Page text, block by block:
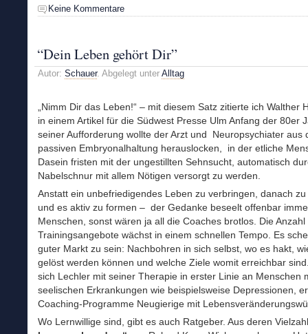
Keine Kommentare
“Dein Leben gehört Dir”
Autor: Schauer. Abgelegt unter Alltag
„Nimm Dir das Leben!“ – mit diesem Satz zitierte ich Walther
in einem Artikel für die Südwest Presse Ulm Anfang der 80er
seiner Aufforderung wollte der Arzt und Neuropsychiater aus
passiven Embryonalhaltung herauslocken, in der etliche
Dasein fristen mit der ungestillten Sehnsucht, automatisch
Nabelschnur mit allem Nötigen versorgt zu werden.
Anstatt ein unbefriedigendes Leben zu verbringen, danach
und es aktiv zu formen – der Gedanke beseelt offenbar
Menschen, sonst wären ja all die Coaches brotlos. Die Anzahl
Trainingsangebote wächst in einem schnellen Tempo. Es
guter Markt zu sein: Nachbohren in sich selbst, wo es hakt,
gelöst werden können und welche Ziele womit erreichbar
sich Lechler mit seiner Therapie in erster Linie an Menschen
seelischen Erkrankungen wie beispielsweise Depressionen,
Coaching-Programme Neugierige mit
Wo Lernwillige sind, gibt es auch Ratgeber. Aus deren